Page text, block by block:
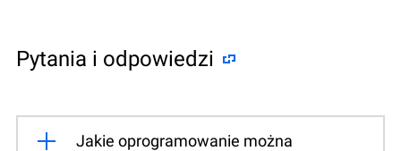
Pytania i odpowiedzi
Jakie oprogramowanie można